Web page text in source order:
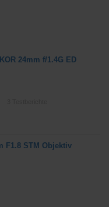
24mm f/1.4G ED
F1.8 STM Objektiv